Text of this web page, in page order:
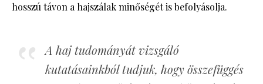
hosszú távon a hajszálak minőségét is befolyásolja.
A haj tudományát vizsgáló
kutatásainkból tudjuk, hogy összefüggés